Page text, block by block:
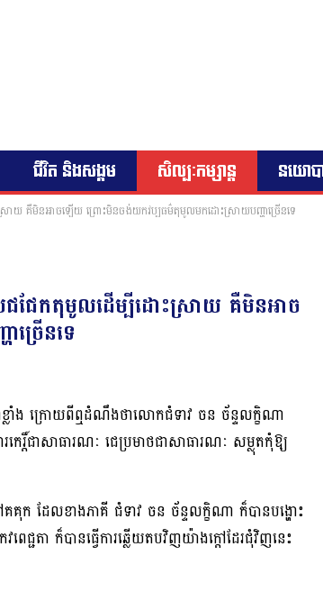
ជីវិត និងសង្គម សិល្បៈកម្សាន្ត នយោ
រាយ គឺមិនអាចឡើយ ព្រោះមិនចង់យកវប្បធម៌តុមូលមកដោះស្រាយបញ្ហាច្រើនទេ
ជជែកតុមូលដើម្បីដោះស្រាយ គឺមិនអាច
រើនទេ
ាខ្លាំង ក្រោយពីឮដំណឹងថាលោកជំទាវ ចន ច័ន្ទលក្ខិណា
េរ្តិ៍ជាសាធារណៈ ជេប្រមាថជាសាធារណៈ សម្លុតកុំឱ្យ
ៅគគុក ដែលខាងភាគី ជំទាវ ចន ច័ន្ទលក្ខិណា ក៏បានបង្ហោះ
ជ្ជតា ក៏បានធ្វើការឆ្លើយតបវិញយ៉ាងក្ដៅដែរជុំវិញនេះ